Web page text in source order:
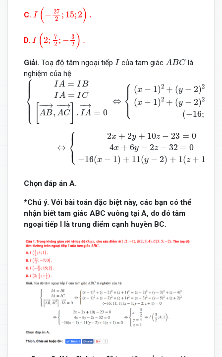
C. I (− 27
2 ; 15;2) .
−27 2;
D. I (2; 7
2 ; − 3
2 ) .
2; ;− ).
Giải. Toạ độ tâm ngoại tiếp I
I của tam giácABC
A BC là
nghiệm của hệ
⎧
⎪
⎪
⎪
⎨
⎪
⎪ ⎪⎩
IA = IB
IA = I C
[−
−→
AB,
−
−→
AC] .
−→
IA = 0
⇔ ⎧
⎪
⎨
⎪
⎩
(x − 1)2 + (y − 2)2
(x − 1)2 + (y − 2)2
(−16;
⇔ ⎧
⎪
⎨
⎪
⎩
2x + 2y + 10z − 23 = 0
4x + 6y − 2z − 32 = 0
−16(x − 1) + 11(y − 2) + 1(z + 1
{IA=IB A=IC[A B→
Chọn đáp án A.
*Chú ý. Với bài toán đặc biệt này, các bạn có thể
nhận biết tam giác ABC vuông tại A, do đó tâm
ngoại tiếp I là trung điểm cạnh huyền BC.